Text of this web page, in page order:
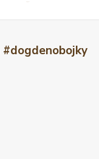
#dogdenobojky